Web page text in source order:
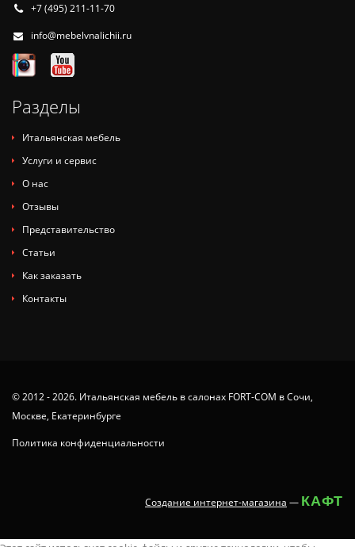
+7 (495) 211-11-70
info@mebelvnalichii.ru
Разделы
Итальянская мебель
Услуги и сервис
О нас
Отзывы
Представительство
Статьи
Как заказать
Контакты
© 2012 - 2026. Итальянская мебель в салонах FORT-COM в Сочи,
Москве, Екатеринбурге
Политика конфиденциальности
Создание интернет-магазина — КАФТ